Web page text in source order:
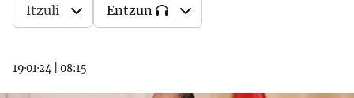
19·01·24 08:15
Itzuli Entzun